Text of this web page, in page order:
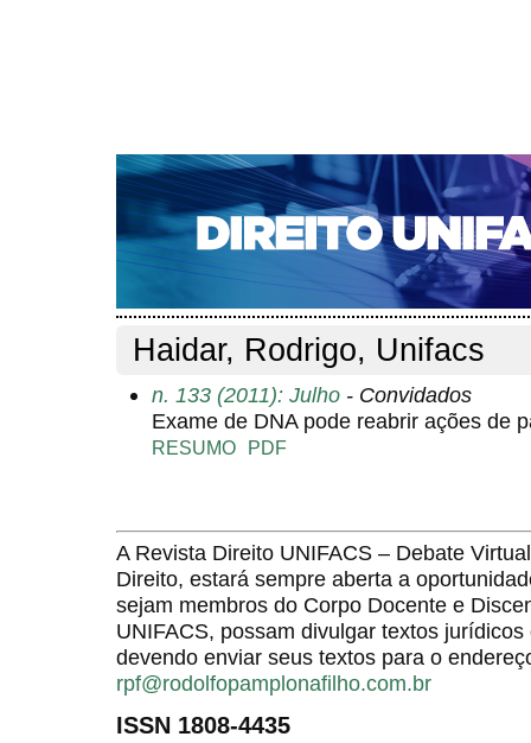
CAPA SOBRE ACESSO CADASTRO
NOTÍCIAS
EDIÇÕES DE Nº 1 A 100 WEBMAIL
Capa>Pesquisa> Perfil do autor
Perfil do autor
Haidar, Rodrigo, Unifacs
n. 133 (2011): Julho - Convidados
Exame de DNA pode reabrir ações de
RESUMO PDF
A Revista Direito UNIFACS – Debate
Direito, estará sempre aberta a
sejam membros do Corpo Docente e
UNIFACS, possam divulgar textos
devendo enviar seus textos para o
rpf@rodolfopamplonafilho.com.br
ISSN 1808-4435